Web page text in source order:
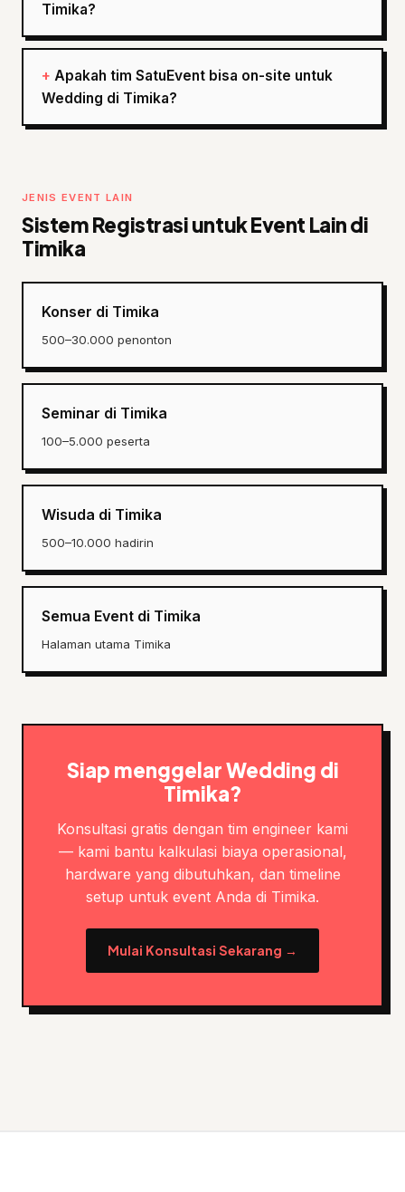
Timika?
Apakah tim SatuEvent bisa on-site untuk
Wedding di Timika?
JENIS EVENT LAIN
Sistem Registrasi untuk Event Lain di
Timika
Konser di Timika
500–30.000 penonton
Seminar di Timika
100–5.000 peserta
Wisuda di Timika
500–10.000 hadirin
Semua Event di Timika
Halaman utama Timika
Siap menggelar Wedding di
Timika?
Konsultasi gratis dengan tim engineer kami
— kami bantu kalkulasi biaya operasional,
hardware yang dibutuhkan, dan timeline
setup untuk event Anda di Timika.
Mulai Konsultasi Sekarang →